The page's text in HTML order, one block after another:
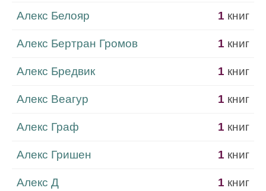
Алекс Белояр 1 книг
Алекс Бертран Громов 1 книг
Алекс Бредвик 1 книг
Алекс Веагур 1 книг
Алекс Граф 1 книг
Алекс Гришен 1 книг
Алекс Д 1 книг